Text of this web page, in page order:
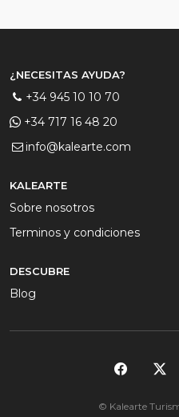
¿NECESITAS AYUDA?
+34 945 10 10 70
+34 717 16 48 20
info@kalearte.com
KALEARTE
Sobre nosotros
Terminos y condiciones
DESCUBRE
Blog
© Kalearte